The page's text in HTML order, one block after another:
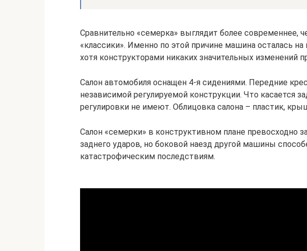
Сравнительно «семерка» выглядит более современнее,
«классики». Именно по этой причине машина осталась
хотя конструкторами никаких значительных изменений
Салон автомобиля оснащен 4-я сидениями. Передние
независимой регулируемой конструкции. Что касается
регулировки не имеют. Облицовка салона – пластик,
Салон «семерки» в конструктивном плане превосходно
заднего ударов, но боковой наезд другой машины
катастрофическим последствиям.